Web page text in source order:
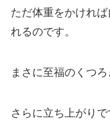
ただ体重をかけれ
れるのです。
まさに至福のくつ
さらに立ち上がりで